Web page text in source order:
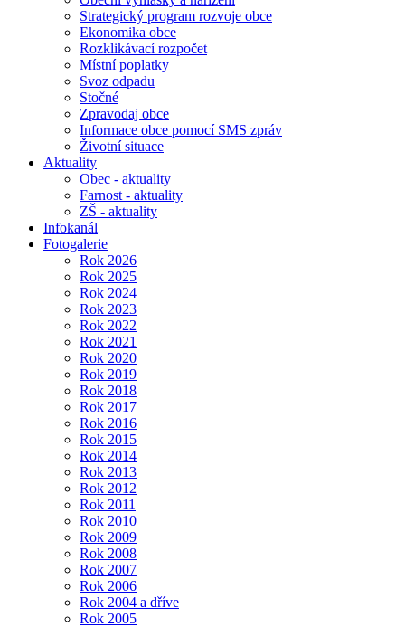
Strategický program rozvoje obce
Ekonomika obce
Rozklikávací rozpočet
Místní poplatky
Svoz odpadu
Stočné
Zpravodaj obce
Informace obce pomocí SMS zpráv
Životní situace
Aktuality
Obec - aktuality
Farnost - aktuality
ZŠ - aktuality
Infokanál
Fotogalerie
Rok 2026
Rok 2025
Rok 2024
Rok 2023
Rok 2022
Rok 2021
Rok 2020
Rok 2019
Rok 2018
Rok 2017
Rok 2016
Rok 2015
Rok 2014
Rok 2013
Rok 2012
Rok 2011
Rok 2010
Rok 2009
Rok 2008
Rok 2007
Rok 2006
Rok 2004 a dříve
Rok 2005